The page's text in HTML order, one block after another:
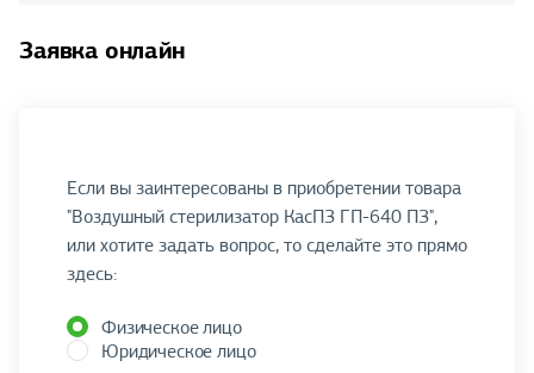
Заявка онлайн
Если вы заинтересованы в приобретении товара
"Воздушный стерилизатор КасПЗ ГП-640 ПЗ",
или хотите задать вопрос, то сделайте это прямо
здесь:
Физическое лицо
Юридическое лицо